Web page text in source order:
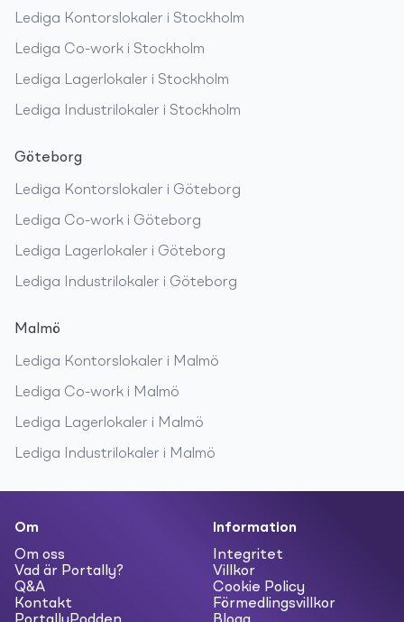
Lediga Kontorslokaler i Stockholm
Lediga Co-work i Stockholm
Lediga Lagerlokaler i Stockholm
Lediga Industrilokaler i Stockholm
Göteborg
Lediga Kontorslokaler i Göteborg
Lediga Co-work i Göteborg
Lediga Lagerlokaler i Göteborg
Lediga Industrilokaler i Göteborg
Malmö
Lediga Kontorslokaler i Malmö
Lediga Co-work i Malmö
Lediga Lagerlokaler i Malmö
Lediga Industrilokaler i Malmö
Om
Om oss
Vad är Portally?
Q&A
Kontakt
Information
Integritet
Villkor
Cookie Policy
Förmedlingsvillkor